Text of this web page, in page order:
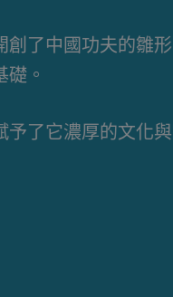
了中國功夫的雛
。
了它濃厚的文化與